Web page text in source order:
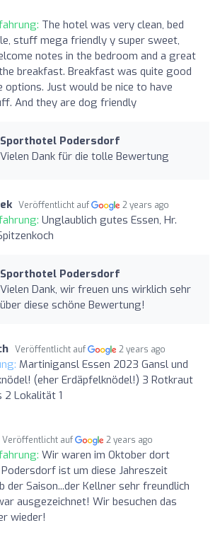
The hotel was very clean, bed
stuff mega friendly y super sweet,
notes in the bedroom and a great
breakfast. Breakfast was quite good
options. Just would be nice to have
And they are dog friendly
Sporthotel Podersdorf
Vielen Dank für die tolle Bewertung
Veröffentlicht auf 2 years ago
Unglaublich gutes Essen, Hr.
Sporthotel Podersdorf
Vielen Dank, wir freuen uns wirklich sehr
über diese schöne Bewertung!
Veröffentlicht auf 2 years ago
Martinigansl Essen 2023 Gansl und
(eher Erdäpfelknödel!) 3 Rotkraut
2 Lokalität 1
Veröffentlicht auf 2 years ago
Wir waren im Oktober dort
ist um diese Jahreszeit
der Saison...der Kellner sehr freundlich
ausgezeichnet! Wir besuchen das
wieder!